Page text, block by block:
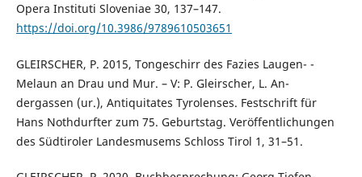
Opera Instituti Sloveniae 30, 137–147.
https://doi.org/10.3986/9789610503651
GLEIRSCHER, P. 2015, Tongeschirr des Fazies Laugen- -
Melaun an Drau und Mur. – V: P. Gleirscher, L. An-
dergassen (ur.), Antiquitates Tyrolenses. Festschrift für
Hans Nothdurfter zum 75. Geburtstag. Veröffentlichungen
des Südtiroler Landesmusems Schloss Tirol 1, 31–51.